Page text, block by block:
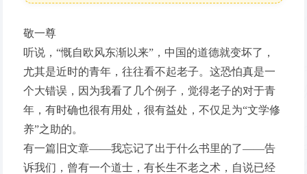
敬一尊
听说，“慨自欧风东渐以来”，中国的道德就变坏了，
尤其是近时的青年，往往看不起老子。这恐怕真是一
个大错误，因为我看了几个例子，觉得老子的对于青
年，有时确也很有用处，很有益处，不仅足为“文学修
养”之助的。
有一篇旧文章——我忘记了出于什么书里的了——告
诉我们，曾有一个道士，有长生不老之术，自说已经